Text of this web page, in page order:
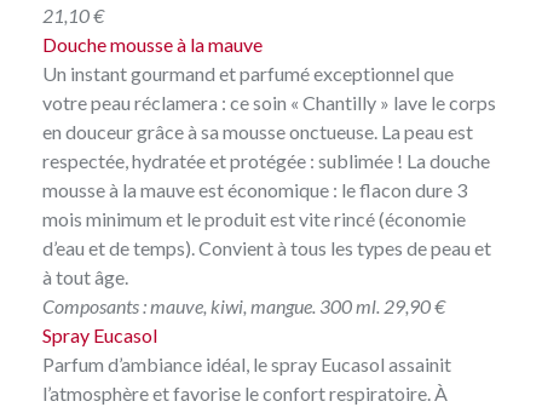
21,10 €
Douche mousse à la mauve
Un instant gourmand et parfumé exceptionnel que
votre peau réclamera : ce soin « Chantilly » lave le corps
en douceur grâce à sa mousse onctueuse. La peau est
respectée, hydratée et protégée : sublimée ! La douche
mousse à la mauve est économique : le flacon dure 3
mois minimum et le produit est vite rincé (économie
d’eau et de temps). Convient à tous les types de peau et
à tout âge.
Composants : mauve, kiwi, mangue. 300 ml. 29,90 €
Spray Eucasol
Parfum d’ambiance idéal, le spray Eucasol assainit
l’atmosphère et favorise le confort respiratoire. À